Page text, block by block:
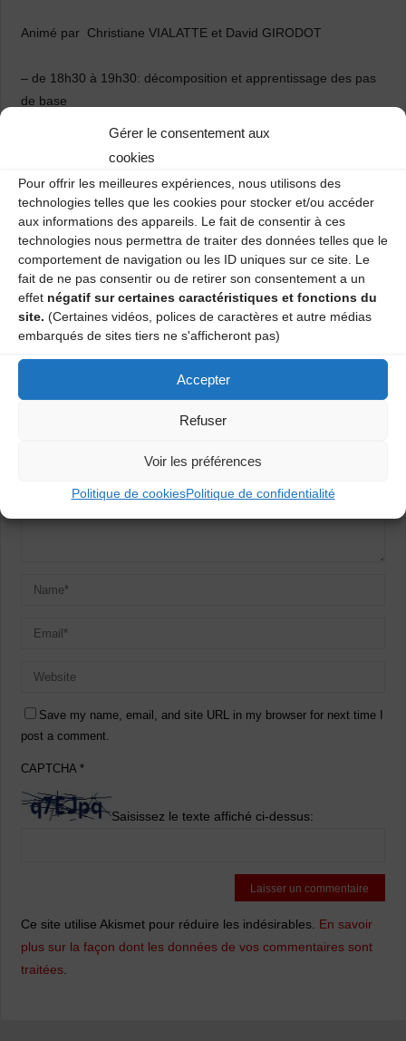
Gérer le consentement aux
cookies
Pour offrir les meilleures expériences, nous utilisons des
technologies telles que les cookies pour stocker et/ou accéder
aux informations des appareils. Le fait de consentir à ces
technologies nous permettra de traiter des données telles que le
comportement de navigation ou les ID uniques sur ce site. Le
fait de ne pas consentir ou de retirer son consentement a un
effet négatif sur certaines caractéristiques et fonctions du
site. (Certaines vidéos, polices de caractères et autre médias
embarqués de sites tiers ne s'afficheront pas)
Accepter
Refuser
Voir les préférences
Politique de cookiesPolitique de confidentialité
Animé par Christiane VIALATTE et David GIRODOT
– de 18h30 à 19h30: décomposition et apprentissage des pas
de base
Atelier « danses traditionnelles »
Atelier « danses traditionnelles » – Aurillac
Laisser un commentaire
Votre adresse e-mail ne sera pas publiée.
Save my name, email, and site URL in my browser for next time I
post a comment.
CAPTCHA*
Saisissez le texte affiché ci-dessus:
Ce site utilise Akismet pour réduire les indésirables. En savoir
plus sur la façon dont les données de vos commentaires sont
traitées